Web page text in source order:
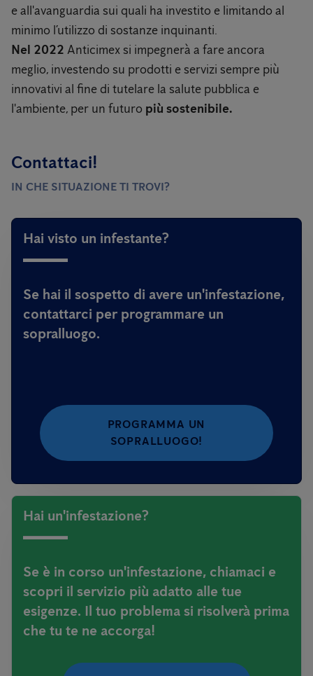
e all'avanguardia sui quali ha investito e limitando al
minimo l’utilizzo di sostanze inquinanti.
Nel 2022 Anticimex si impegnerà a fare ancora
meglio, investendo su prodotti e servizi sempre più
innovativi al fine di tutelare la salute pubblica e
l'ambiente, per un futuro più sostenibile.
Contattaci!
IN CHE SITUAZIONE TI TROVI?
Hai visto un infestante?
Se hai il sospetto di avere un'infestazione,
contattarci per programmare un
sopralluogo.
PROGRAMMA UN
SOPRALLUOGO!
Hai un'infestazione?
Se è in corso un'infestazione, chiamaci e
scopri il servizio più adatto alle tue
esigenze. Il tuo problema si risolverà prima
che tu te ne accorga!